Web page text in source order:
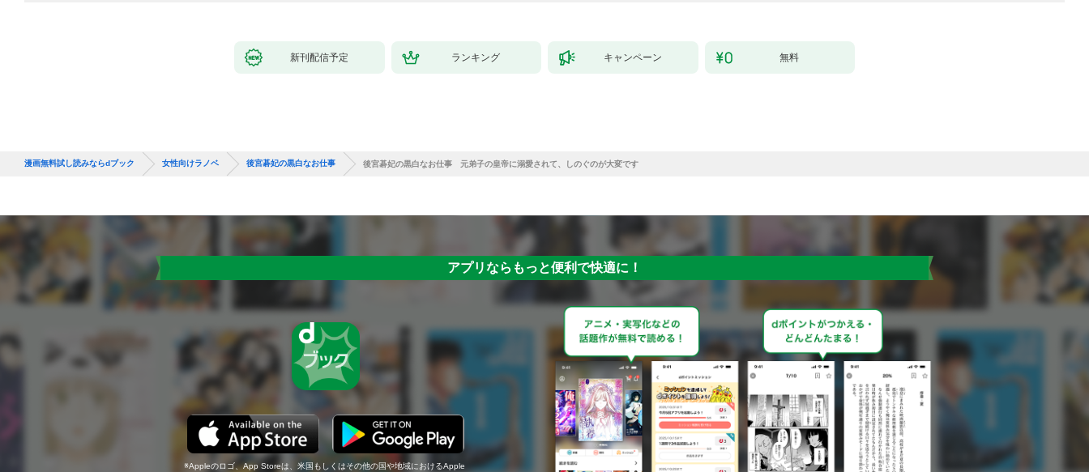
新刊配信予定 ランキング キャンペーン 無料
漫画無料試し読みならdブック 女性向けラノベ 後宮碁妃の黒白なお仕事 後宮碁妃の黒白なお仕事 元弟子の皇帝に溺愛されて、しのぐのが大変です
アプリならもっと便利で快適に！
Appleのロゴ、App Storeは、米国もしくはその他の国や地域におけるApple